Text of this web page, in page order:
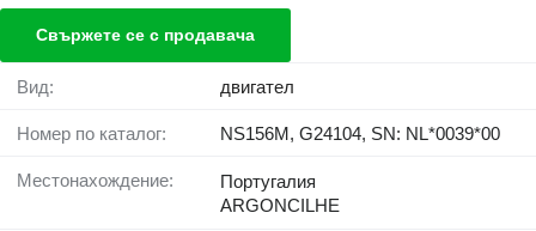
Свържете се с продавача
Вид: двигател
Номер по каталог: NS156M, G24104, SN: NL*0039*00
Местонахождение:
Португалия
ARGONCILHE